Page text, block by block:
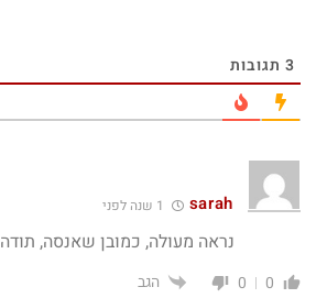
3תגובות
sarah
נראה מעולה, כמובן שאנסה, תודה
0
0 הגב